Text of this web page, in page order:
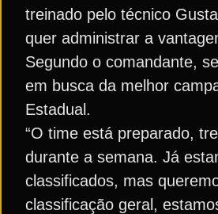
treinado pelo técnico
quer administrar a
Segundo o comandante,
em busca da melhor
Estadual.
“O time está preparado,
durante a semana. Já
classificados, mas
classificação geral,